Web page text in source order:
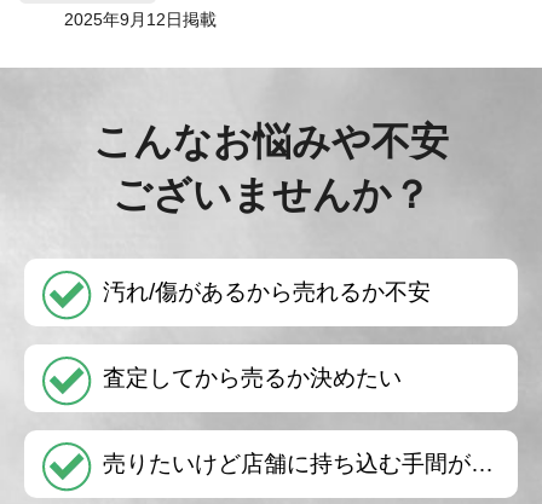
2025年9月12日掲載
こんなお悩みや不安
ございませんか？
汚れ/傷があるから売れるか不安
査定してから売るか決めたい
売りたいけど店舗に持ち込む手間が…